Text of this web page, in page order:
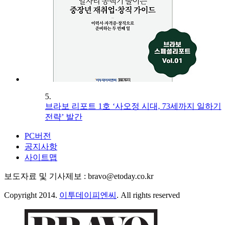
5.
브라보 리포트 1호 ‘사오정 시대, 73세까지 일하기
전략’ 발간
PC버전
공지사항
사이트맵
보도자료 및 기사제보 : bravo@etoday.co.kr
Copyright 2014. 이투데이피엔씨 . All rights reserved